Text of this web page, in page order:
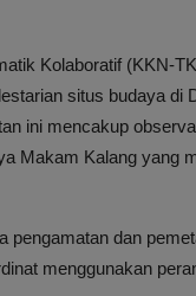
Kolaboratif (KKN-
situs budaya di
ini mencakup
Makam Kalang yang
pengamatan dan
menggunakan